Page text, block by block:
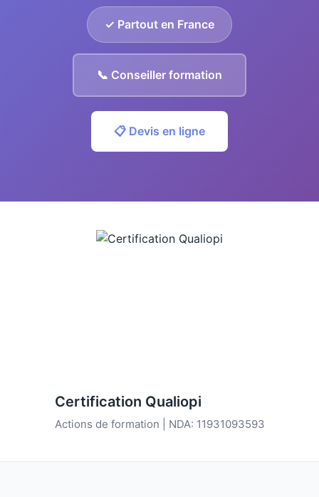
✓ Partout en France
📞 Conseiller formation
📋 Devis en ligne
Certification Qualiopi
Actions de formation | NDA: 11931093593